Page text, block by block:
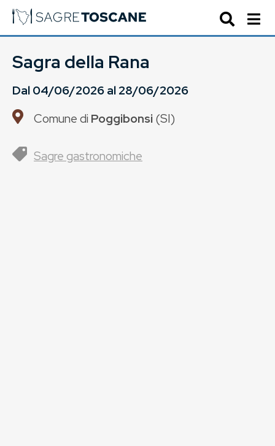
Sagra della Rana
Dal04/06/2026al28/06/2026
Comune di Poggibonsi(SI)
Sagre gastronomiche